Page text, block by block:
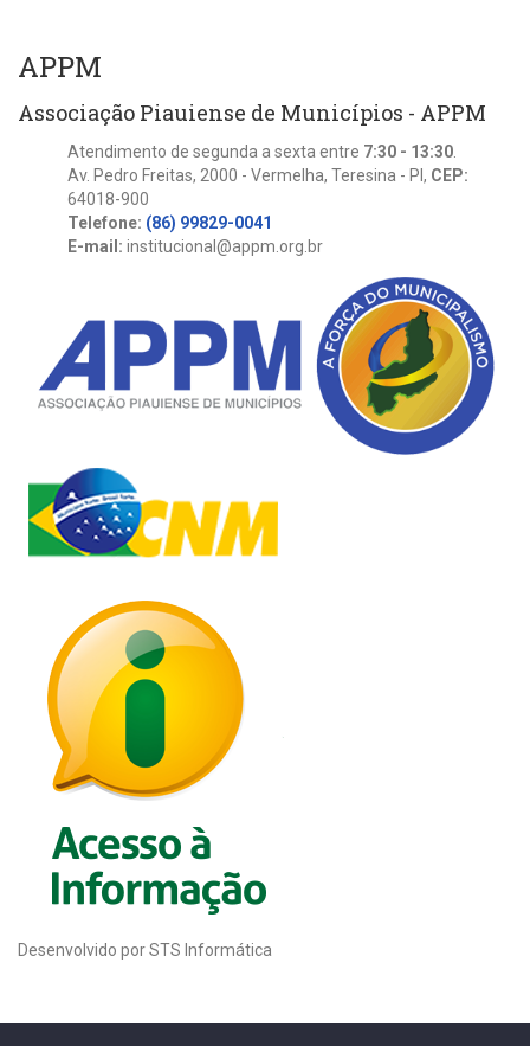
APPM
Associação Piauiense de Municípios - APPM
Atendimento de segunda a sexta entre 7:30 - 13:30.
Av. Pedro Freitas, 2000 - Vermelha, Teresina - PI, CEP:
64018-900
Telefone: (86) 99829-0041
E-mail: institucional@appm.org.br
Desenvolvido por STS Informática